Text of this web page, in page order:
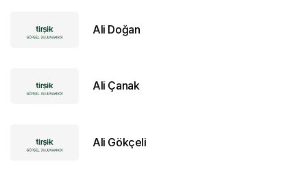
Ali Doğan
Ali Çanak
Ali Gökçeli